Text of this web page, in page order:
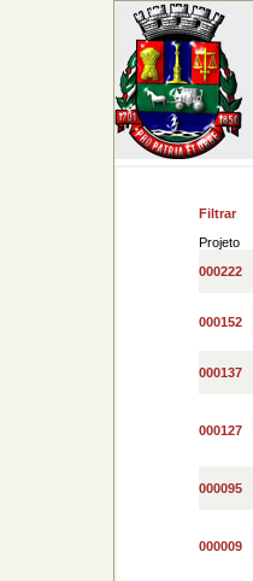
Filtrar
Projeto
000222
000152
000137
000127
000095
000009